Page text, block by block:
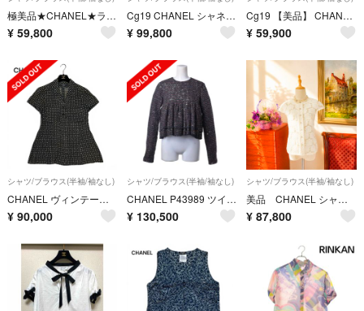
極美品★CHANEL★ラパウザ★プリーツ★ノースリーブ ブラウス
¥ 59,800
Cg19 CHANEL シャネル 1999年 ココマーク 半袖 ストライプシャツ サイズ38 グレー ホワイト コットン100％ レディースu02t
¥ 99,800
Cg19 【美品】 CHANEL シャネル フリルネック ノースリーブシャツ バックボタン サイズ34 ホワイト系 コットン100％ レディースk02i
¥ 59,900
シャツ/ブラウス(半袖/袖なし)
CHANEL ヴィンテージ ココマーク バタフライ ココボタン ブラウス シャツ
¥ 90,000
シャツ/ブラウス(半袖/袖なし)
CHANEL P43989 ツイード グリポワボタン ブラウス
¥ 130,500
シャツ/ブラウス(半袖/袖なし)
美品 CHANEL シャネル フラワー レース 半袖 ジャケット ホワイト
¥ 87,800